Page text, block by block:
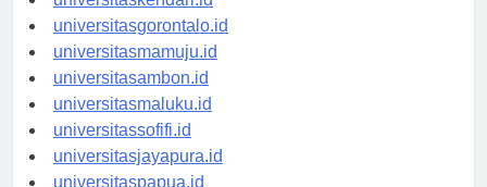
universitaskendari.id
universitasgorontalo.id
universitasmamuju.id
universitasambon.id
universitasmaluku.id
universitassofifi.id
universitasjayapura.id